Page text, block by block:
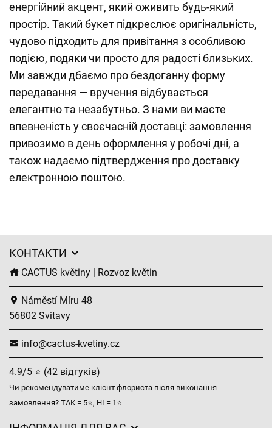
енергійний акцент, який оживить будь-який
простір. Такий букет підкреслює оригінальність,
чудово підходить для привітання з особливою
подією, подяки чи просто для радості близьких.
Ми завжди дбаємо про бездоганну форму
передавання — вручення відбувається
елегантно та незабутньо. З нами ви маєте
впевненість у своєчасній доставці: замовлення
привозимо в день оформлення у робочі дні, а
також надаємо підтвердження про доставку
електронною поштою.
КОНТАКТИ
CACTUS květiny | Rozvoz květin
Náměstí Míru 48
56802 Svitavy
info@cactus-kvetiny.cz
4.9/5 ⭐ (42 відгуків)
Чи рекомендуватиме клієнт флориста після виконання
замовлення? ТАК = 5⭐, НІ = 1⭐